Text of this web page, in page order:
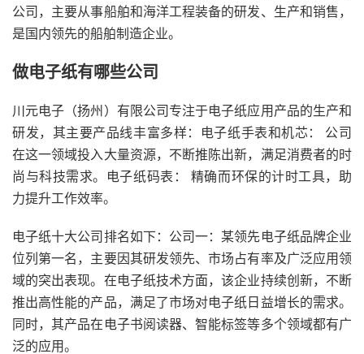
公司，主要从事船舶和海洋工程装备的研发、生产和销售，
是国内领先的船舶制造企业。
做电子纸有哪些公司
川元电子（扬州）有限公司专注于电子纸应用产品的生产和
研发，其主要产品线丰富多样：电子纸手表和机芯： 公司
在这一领域投入大量资源，不断推陈出新，满足消费者的时
尚与科技需求。电子纸码表： 精确而环保的计时工具，助
力提升工作效率。
电子纸十大公司排名如下：公司一：某领先电子纸品牌企业
位列第一名，主要因其研发领先、市场占有率及广泛应用领
域的突出表现。在电子纸技术方面，该企业持续创新，不断
推出高性能的产品，满足了市场对电子纸日益增长的需求。
同时，其产品在电子书阅读器、智能标签等多个领域都有广
泛的应用。